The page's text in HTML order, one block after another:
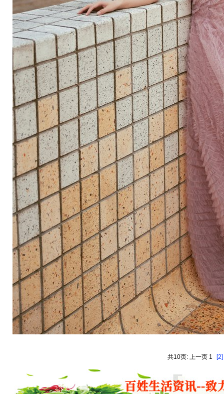
共10页: 上一页 1 [2]